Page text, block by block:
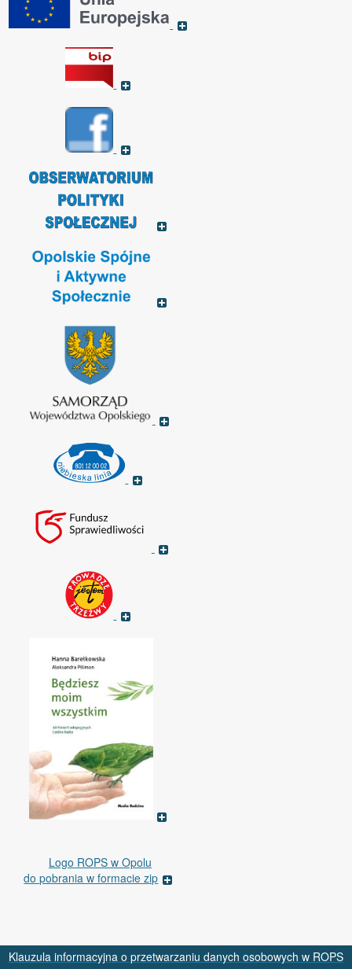
Post
meta
Logo ROPS w Opolu
do pobrania w formacie zip
Klauzula informacyjna o przetwarzaniu danych osobowych w ROPS